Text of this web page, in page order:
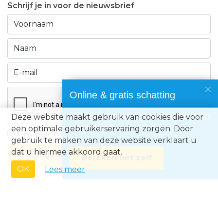
Online & gratis schatting
Benieuwd naar de waarde van jouw
eigendom?
Bereken het zelf
Schrijf je in voor de nieuwsbrief
Ik ga akkoord met de privacyvoorwaarden
Inschrijven
Deze website maakt gebruik van cookies die voor
een optimale gebruikerservaring zorgen. Door
gebruik te maken van deze website verklaart u
dat u hiermee akkoord gaat.
OK
Lees meer